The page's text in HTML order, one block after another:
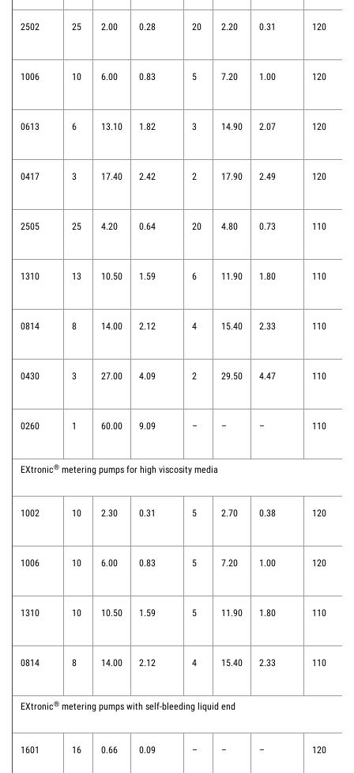
2502 25 2.00 0.28 20 2.20 0.31 120
1006 10 6.00 0.83 5 7.20 1.00 120
0613 6 13.10 1.82 3 14.90 2.07 120
0417 3 17.40 2.42 2 17.90 2.49 120
2505 25 4.20 0.64 20 4.80 0.73 110
1310 13 10.50 1.59 6 11.90 1.80 110
0814 8 14.00 2.12 4 15.40 2.33 110
0430 3 27.00 4.09 2 29.50 4.47 110
0260 1 60.00 9.09 – – – 110
EXtronic® metering pumps for high viscosity media
1002 10 2.30 0.31 5 2.70 0.38 120
1006 10 6.00 0.83 5 7.20 1.00 120
1310 10 10.50 1.59 5 11.90 1.80 110
0814 8 14.00 2.12 4 15.40 2.33 110
EXtronic® metering pumps with self-bleeding liquid end
1601 16 0.66 0.09 – – – 120